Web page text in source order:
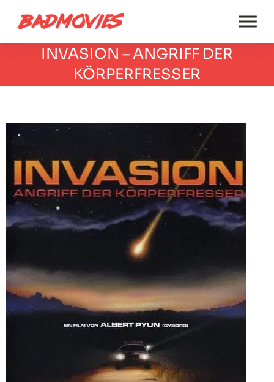
INVASION – ANGRIFF DER
KÖRPERFRESSER